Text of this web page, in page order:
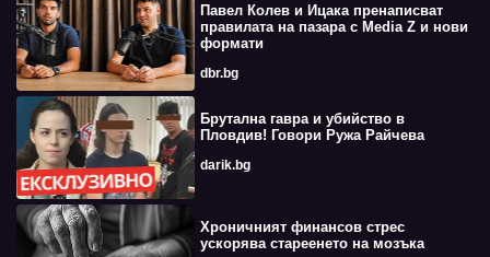
Павел Колев и Ицака пренаписват
правилата на пазара с Media Z и нови
формати
dbr.bg
Брутална гавра и убийство в
Пловдив! Говори Ружа Райчева
darik.bg
Хроничният финансов стрес
ускорява стареенето на мозъка